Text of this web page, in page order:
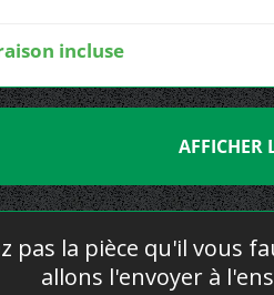
incluse
AFFICHER
pas la pièce qu'il vous
allons l'envoyer à